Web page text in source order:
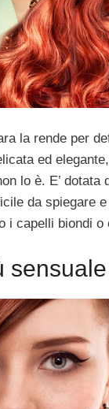
la rende per
ed
lo è. E’ dotata
da spiegare
i capelli biondi o
sensuale